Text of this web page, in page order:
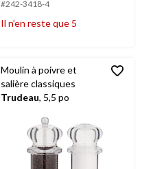
#242-3418-4
Il n’en reste que 5
Moulin à poivre et
salière classiques
Trudeau, 5,5 po